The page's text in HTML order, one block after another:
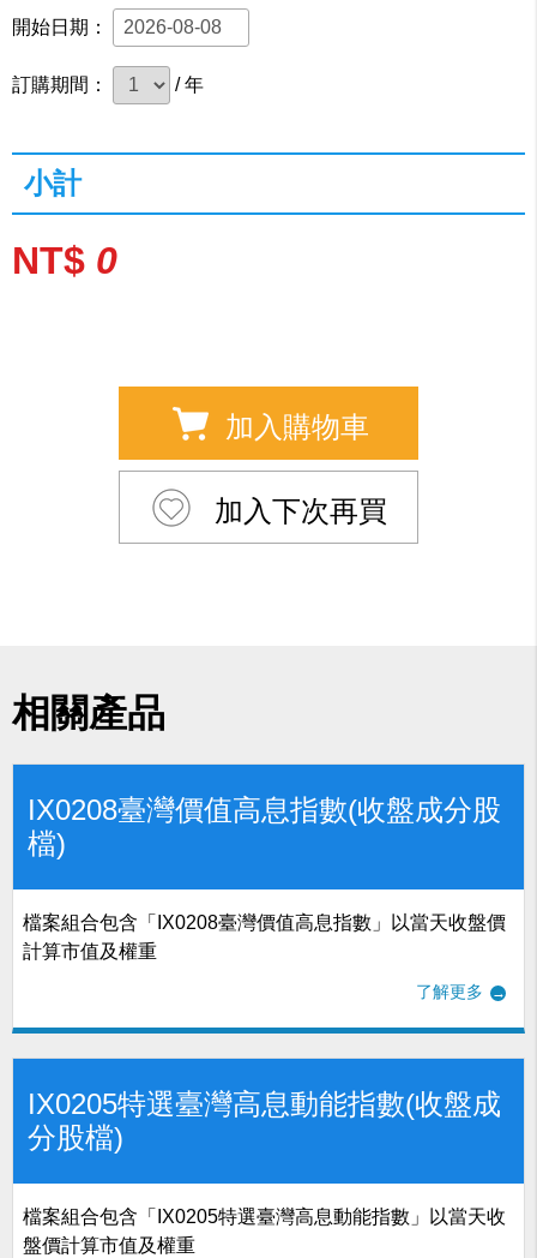
開始日期：
訂購期間： / 年
小計
NT$ 0
加入購物車
加入下次再買
相關產品
IX0208臺灣價值高息指數(收盤成分股
檔)
檔案組合包含「IX0208臺灣價值高息指數」以當天收盤價
計算市值及權重
了解更多
IX0205特選臺灣高息動能指數(收盤成
分股檔)
檔案組合包含「IX0205特選臺灣高息動能指數」以當天收
盤價計算市值及權重